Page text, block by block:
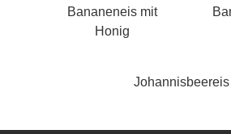
Bananeneis mit
Honig
Johannisbeereis